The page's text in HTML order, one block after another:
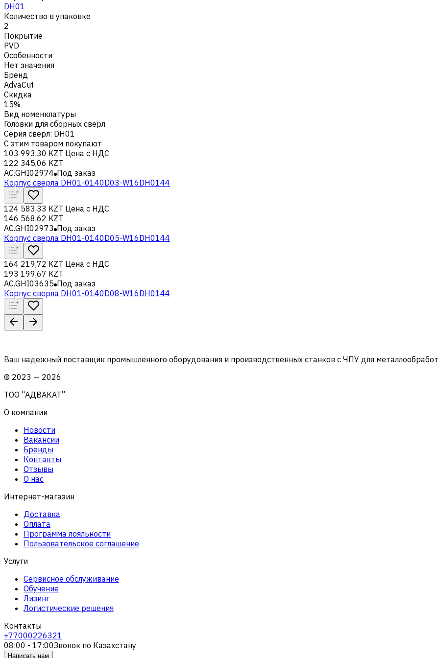
DH01
Количество в упаковке
2
Покрытие
PVD
Особенности
Нет значения
Бренд
AdvaCut
Скидка
15%
Вид номенклатуры
Головки для сборных сверл
Серия сверл: DH01
С этим товаром покупают
103 993,30 KZT Цена с НДС
122 345,06 KZT
AC.GHI02974 Под заказ
Корпус сверла DH01-0140D03-W16DH0144
124 583,33 KZT Цена с НДС
146 568,62 KZT
AC.GHI02973 Под заказ
Корпус сверла DH01-0140D05-W16DH0144
164 219,72 KZT Цена с НДС
193 199,67 KZT
AC.GHI03635 Под заказ
Корпус сверла DH01-0140D08-W16DH0144
Ваш надежный поставщик промышленного оборудования и производственных станков с ЧПУ для
© 2023 — 2026
ТОО “АДВАКАТ”
О компании
Новости
Вакансии
Бренды
Контакты
Отзывы
О нас
Интернет-магазин
Доставка
Оплата
Программа лояльности
Пользовательское соглашение
Услуги
Сервисное обслуживание
Обучение
Лизинг
Логистические решения
Контакты
+77000226321
08:00 - 17:00Звонок по Казахстану
Написать нам